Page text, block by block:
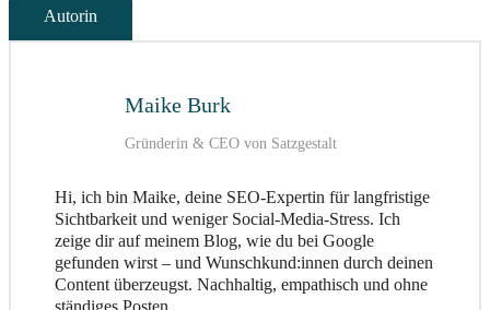
Autorin
Maike Burk
Gründerin & CEO von Satzgestalt
Hi, ich bin Maike, deine SEO-Expertin für langfristige
Sichtbarkeit und weniger Social-Media-Stress. Ich
zeige dir auf meinem Blog, wie du bei Google
gefunden wirst – und Wunschkund:innen durch deinen
Content überzeugst. Nachhaltig, empathisch und ohne
ständiges Posten.